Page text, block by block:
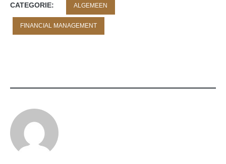
CATEGORIE: ALGEMEEN
FINANCIAL MANAGEMENT
KANS
RISICO
TALEB